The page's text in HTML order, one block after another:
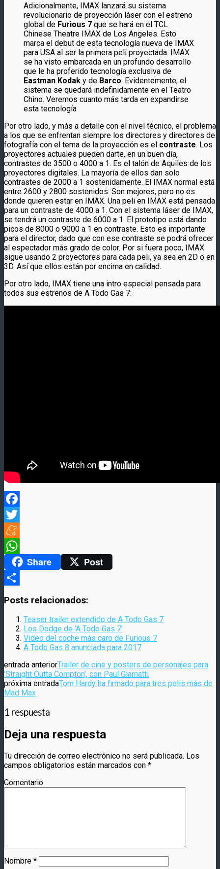
Adicionalmente, IMAX lanzará su sistema
revolucionario de proyección láser con el estreno
global de Furious 7 que se hará en el TCL
Chinese Theatre IMAX de Los Angeles. Esto
marca el debut de esta tecnología nueva de IMAX
para USA al ser la primera peli proyectada. IMAX
se ha visto embarcada en un profundo desarrollo
que le ha proferido tecnología exclusiva de
Eastman Kodak y de Barco. Evidentemente, el
sistema se quedará indefinidamente en el Teatro
Chino. Veremos cuanto más tarda en expandirse
esta tecnología
Por otro lado, y más a detalle con el nivel técnico, el problema
a los que se enfrentan siempre los directores y directores de
fotografía con el tema de la proyección es el contraste. Los
proyectores actuales pueden darte, en un buen día,
contrastes de 3500 o 4000 a 1. Es el talón de Aquiles de los
proyectores digitales. La mayoría de ellos dan solo
contrastes de 2000 a 1 sostenidamente. El IMAX normal está
entre 2600 y 2800 sostenidos. Son mejores, pero no es
donde quieren estar en IMAX. Una peli en IMAX está pensada
para un contraste de 4000 a 1. Con el sistema láser de IMAX,
se tendrá un contraste de 6000 a 1. El prototipo está dando
picos de 8000 o 9000 a 1 en contraste. Esto es importante
para el director, dado que con ese contraste se podrá ofrecer
al espectador más grado de color. Por si fuera poco, IMAX
sigue usando 2 proyectores para cada peli, ya sea en 2D o en
3D. Así que ellos están por encima en calidad.
Por otro lado, IMAX tiene una intro especial pensada para
todos sus estrenos de A Todo Gas 7:
Facebook
Twitter
Meneame
WhatsAppShare Post
Posts relacionados:
Teaser trailer extendido de A Todo Gas 7
Los Dodge de ‘A Todo Gas 7’
Video del coche más caro de Furious 7
A Todo Gas 8 anunciada para 2017
entrada anteriorTrailer de cine y posters de personajes para
'Straight Outta Compton', con Paul Giamatti
próxima entradaTom Hardy ha firmado para tres pelis más de
Mad Max
1 respuesta
Deja una respuesta
Tu dirección de correo electrónico no será publicada. Los
campos obligatorios están marcados con *
Comentario
Nombre *